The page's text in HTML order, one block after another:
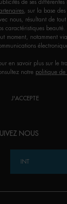
de ses différentes
, sur la base
nous, résultant de
caractéristiques
moment, notamment
en savoir plus sur le
notre politique
J'ACCEPTE
NOUS
INT